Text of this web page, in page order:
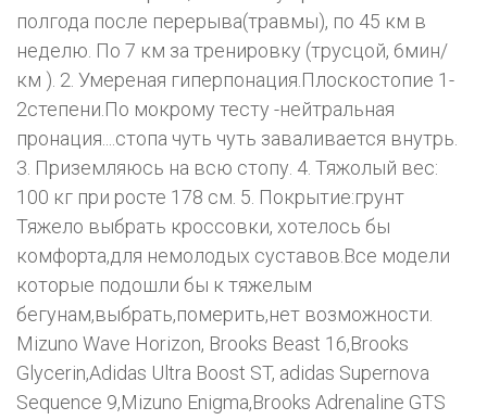
полгода после перерыва(травмы), по 45 км в
неделю. По 7 км за тренировку (трусцой, 6мин/
км ). 2. Умереная гиперпонация.Плоскостопие 1-
2степени.По мокрому тесту -нейтральная
пронация....стопа чуть чуть заваливается внутрь.
3. Приземляюсь на всю стопу. 4. Тяжолый вес:
100 кг при росте 178 см. 5. Покрытие:грунт
Тяжело выбрать кроссовки, хотелось бы
комфорта,для немолодых суставов.Все модели
которые подошли бы к тяжелым
бегунам,выбрать,померить,нет возможности.
Mizuno Wave Horizon, Brooks Beast 16,Brooks
Glycerin,Adidas Ultra Boost ST, adidas Supernova
Sequence 9,Mizuno Enigma,Brooks Adrenaline GTS